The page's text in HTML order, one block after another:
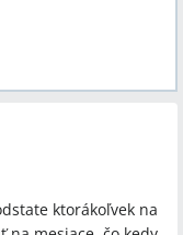
ktorákoľvek na